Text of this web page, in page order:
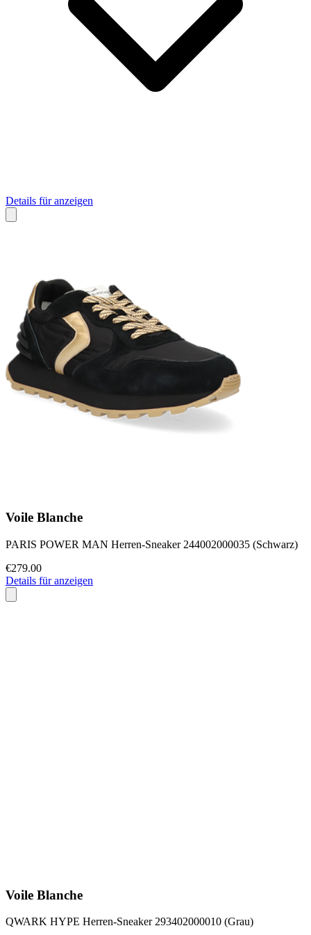
Details für anzeigen
Voile Blanche
PARIS POWER MAN Herren-Sneaker 244002000035 (Schwarz)
€279.00
Details für anzeigen
Voile Blanche
QWARK HYPE Herren-Sneaker 293402000010 (Grau)